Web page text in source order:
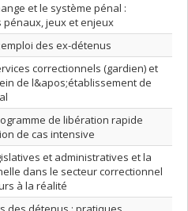
et le système pénal :
jeux et enjeux
des ex-détenus
correctionnels (gardien) et
de l&apos;établissement de
de libération rapide
de cas intensive
et administratives et la
dans le secteur correctionnel
à la réalité